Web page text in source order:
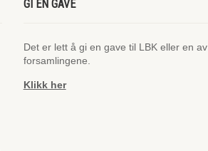
GI EN GAVE
Det er lett å gi en gave til LBK eller en av
forsamlingene.
Klikk her